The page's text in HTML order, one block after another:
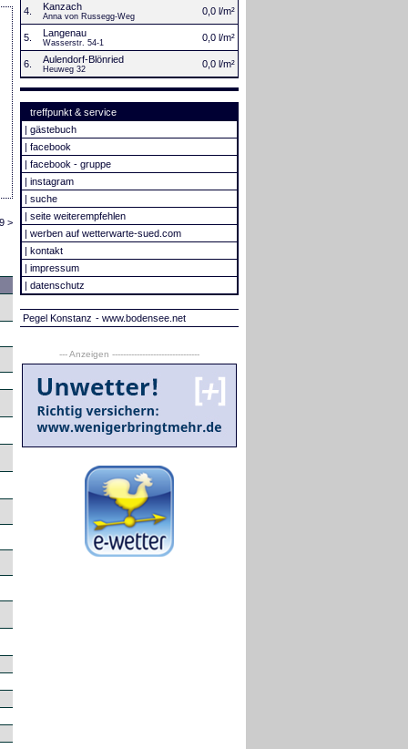
>
4. Kanzach
Anna von Russegg-Weg 0,0 l/m²
5. Langenau
Wasserstr. 54-1 0,0 l/m²
6. Aulendorf-Blönried
Heuweg 32 0,0 l/m²
treffpunkt & service
| gästebuch
| facebook
| facebook - gruppe
| instagram
| suche
| seite weiterempfehlen
| werben auf wetterwarte-sued.com
| kontakt
| impressum
| datenschutz
Pegel Konstanz - www.bodensee.net
--- Anzeigen --------------------------------